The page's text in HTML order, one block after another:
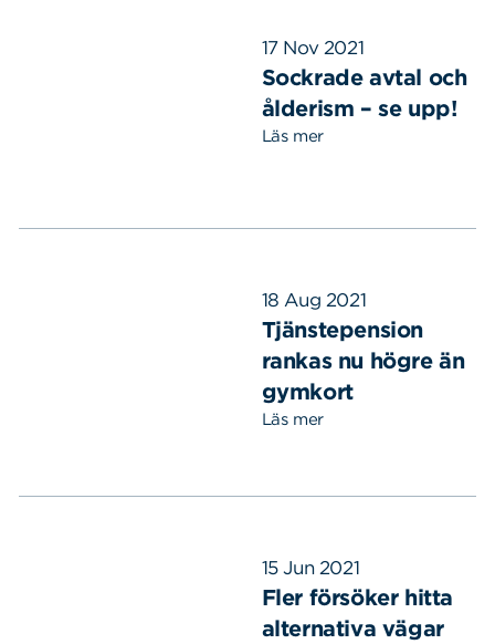
17 Nov 2021
Sockrade avtal och
ålderism – se upp!
Läs mer
18 Aug 2021
Tjänstepension
rankas nu högre än
gymkort
Läs mer
15 Jun 2021
Fler försöker hitta
alternativa vägar